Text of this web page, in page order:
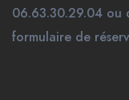
06.63.30.29.04 ou
formulaire de